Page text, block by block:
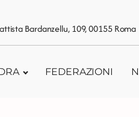
Bardanzellu, 109, 00155 Roma
FEDERAZIONI